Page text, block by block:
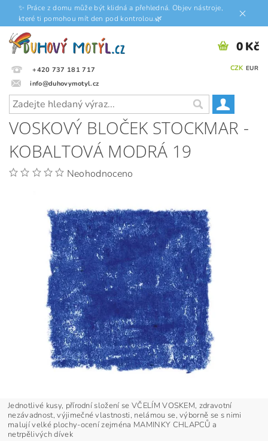
✨ Práce z domu může být klidná a přehledná. Objev nástroje,
které ti pomohou mít den pod kontrolou.🌿
+420 737 181 717
info@duhovymotyl.cz
CZK EUR
0 Kč
VOSKOVÝ BLOČEK STOCKMAR -
KOBALTOVÁ MODRÁ 19
Neohodnoceno
Jednotlivé kusy, přírodní složení se VČELÍM VOSKEM, zdravotní
nezávadnost, výjimečné vlastnosti, nelámou se, výborně se s nimi
malují velké plochy-ocení zejména MAMINKY CHLAPCŮ a
netrpělivých dívek